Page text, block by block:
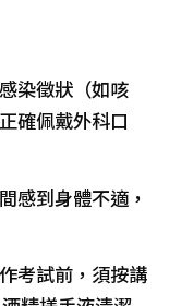
染徵狀（如咳
確佩戴外科口
到身體不適，
考試前，須按講